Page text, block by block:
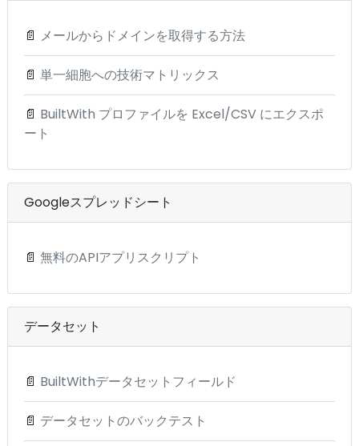
📄 メールからドメインを取得する方法
📄 単一細胞への技術マトリックス
📄 BuiltWith プロファイルを Excel/CSV にエクスポ
ート
Googleスプレッドシート
📄 無料のAPIアプリスクリプト
データセット
📄 BuiltWithデータセットフィールド
📄 データセットのバックテスト